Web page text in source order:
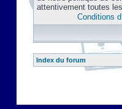
attentivement toutes
Conditions
Index du forum